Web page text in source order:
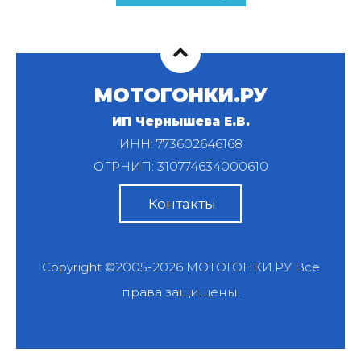
МОТОГОНКИ.РУ
ИП Чернышева Е.В.
ИНН: 773602646168
ОГРНИП: 310774634000610
Контакты
Copyright ©2005-2026 МОТОГОНКИ.РУВсе
права защищены.